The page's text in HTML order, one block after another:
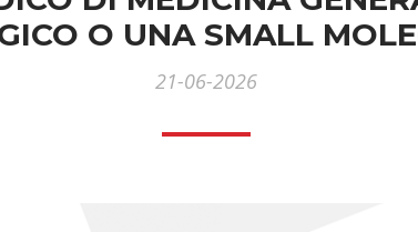
O UNA SMALL
21-06-2026